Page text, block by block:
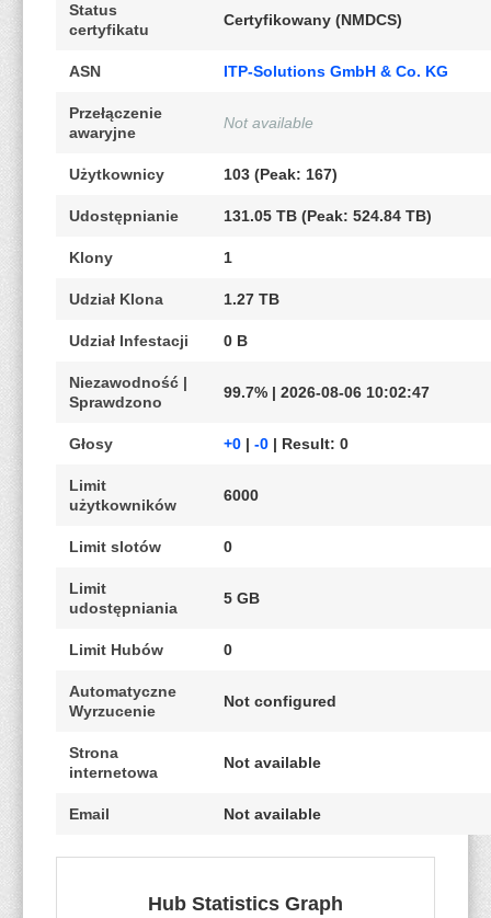
Status
certyfikatu
Certyfikowany (NMDCS)
ASN ITP-Solutions GmbH & Co. KG
Przełączenie
awaryjne
Not available
Użytkownicy 103 (Peak: 167)
Udostępnianie 131.05 TB (Peak: 524.84 TB)
Klony 1
Udział Klona 1.27 TB
Udział Infestacji 0 B
Niezawodność |
Sprawdzono
99.7% | 2026-08-06 10:02:47
Głosy +0 | -0 | Result: 0
Limit
użytkowników
6000
Limit slotów 0
Limit
udostępniania
5 GB
Limit Hubów 0
Automatyczne
Wyrzucenie
Not configured
Strona
internetowa
Not available
Email Not available
Hub Statistics Graph